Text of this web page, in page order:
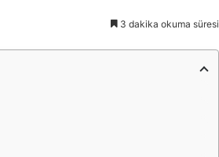
3 dakika okuma süresi